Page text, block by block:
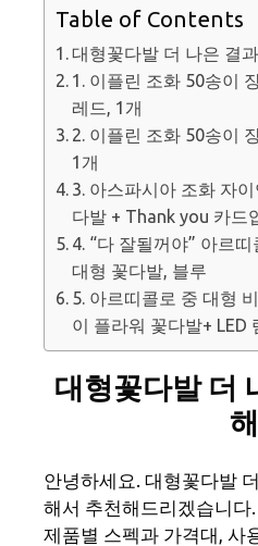
Table of Contents
대형꽃다발 더 나은 결
1. 이플린 조화 50송이
레드, 1개
2. 이플린 조화 50송이
1개
3. 아스파시아 조화 자
다발 + Thank you 카드
4. “다 잘될꺼야” 아르
대형 꽃다발, 블루
5. 아르띠콜로 중 대형
이 플라워 꽃다발+ LED
대형꽃다발 더
해
안녕하세요. 대형꽃다발
해서 추천해드리겠습니다.
제품별 스펙과 가격대, 사